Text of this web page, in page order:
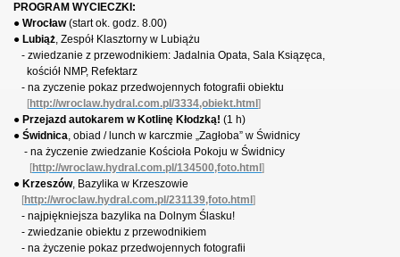
PROGRAM WYCIECZKI:
● Wrocław(start ok. godz. 8.00)
● Lubiąż, Zespół Klasztorny w Lubiążu
- zwiedzanie z przewodnikiem: Jadalnia Opata, Sala Ksiązęca,
kościół NMP, Refektarz
- na zyczenie pokaz przedwojennych fotografii obiektu
[http://wroclaw.hydral.com.pl/3334,obiekt.html ]
● Przejazd autokarem w Kotlinę Kłodzką! (1 h)
● Świdnica, obiad / lunch w karczmie „Zagłoba” w Świdnicy
- na życzenie zwiedzanie Kościoła Pokoju w Świdnicy
[http://wroclaw.hydral.com.pl/134500,foto.html ]
● Krzeszów, Bazylika w Krzeszowie
[http://wroclaw.hydral.com.pl/231139,foto.html ]
- najpiękniejsza bazylika na Dolnym Ślasku!
- zwiedzanie obiektu z przewodnikiem
- na życzenie pokaz przedwojennych fotografii